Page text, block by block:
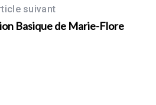
suivant
Basique de Marie-Flore